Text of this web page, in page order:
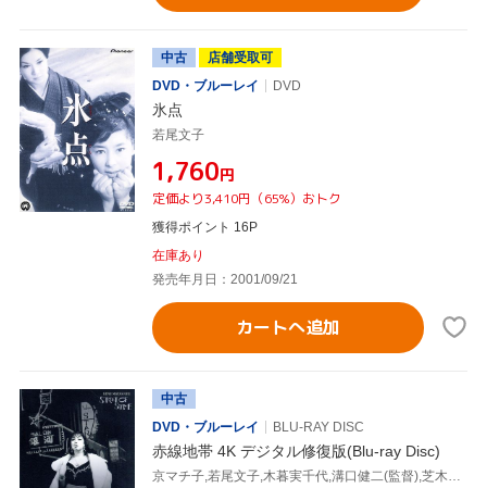
中古
店舗受取可
DVD・ブルーレイ
DVD
氷点
若尾文子
¥1,760円
定価より3,410円（65%）おトク
獲得ポイント 16P
在庫あり
発売年月日：2001/09/21
カートへ追加
中古
DVD・ブルーレイ
BLU-RAY DISC
赤線地帯 4K デジタル修復版(Blu-ray Disc)